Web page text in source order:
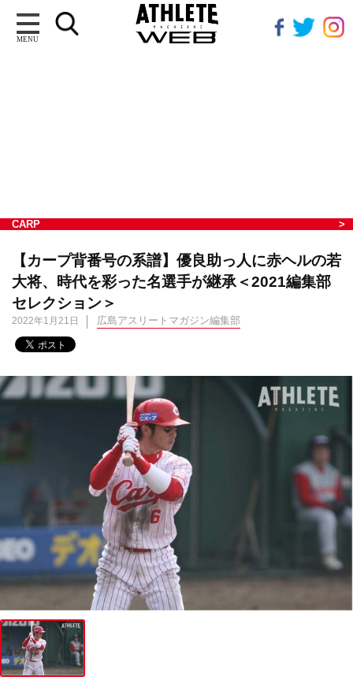
MENU
CARP
【カープ背番号の系譜】優良助っ人に赤ヘルの若
大将、時代を彩った名選手が継承＜2021編集部
セレクション＞
2022年1月21日 広島アスリートマガジン編集部